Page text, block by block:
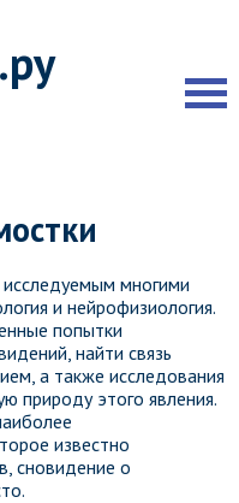
многими
и нейрофизиология.
попытки
найти связь
а также исследования
природу этого явления.
известно
сновидение о